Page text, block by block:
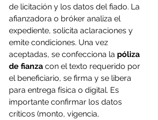
de licitación y los datos del fiado. La
afianzadora o bróker analiza el
expediente, solicita aclaraciones y
emite condiciones. Una vez
aceptadas, se confecciona la póliza
de fianza con el texto requerido por
el beneficiario, se firma y se libera
para entrega física o digital. Es
importante confirmar los datos
críticos (monto, vigencia,